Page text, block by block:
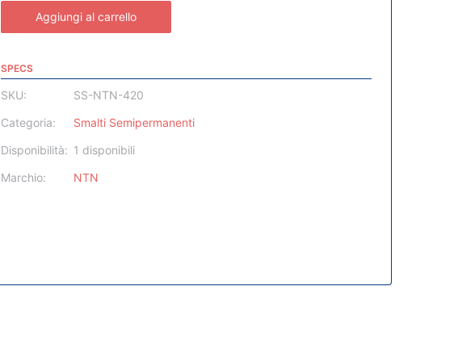
Aggiungi al carrello
SPECS
SKU:
SS-NTN-420
Categoria:
Smalti Semipermanenti
Disponibilità: 1 disponibili
Marchio:
NTN